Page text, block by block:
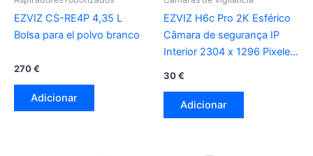
EZVIZ CS-RE4P 4,35 L
Bolsa para el polvo branco
270€
Adicionar
EZVIZ H6c Pro 2K Esférico
Câmara de segurança IP
Interior 2304 x 1296 Pixeles
30€
Adicionar